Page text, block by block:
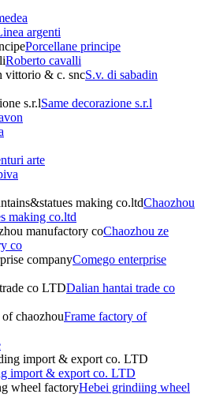
argenti
Porcellane principe
Roberto cavalli
S.v. di sabadin
Same decorazione s.r.l
arte
Chaozhou
making co.ltd
Chaozhou ze
co
Comego enterprise
Dalian hantai trade co
Frame factory of
import & export co. LTD
Hebei grindiing wheel